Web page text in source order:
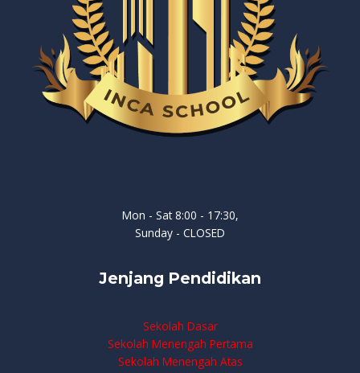
Mon - Sat 8:00 - 17:30,
Sunday - CLOSED
Jenjang Pendidikan
Sekolah Dasar
Sekolah Menengah Pertama
Sekolah Menengah Atas